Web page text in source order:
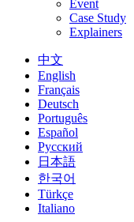
Event
Case Study
Explainers
中文
English
Français
Deutsch
Português
Español
Русский
日本語
한국어
Türkçe
Italiano